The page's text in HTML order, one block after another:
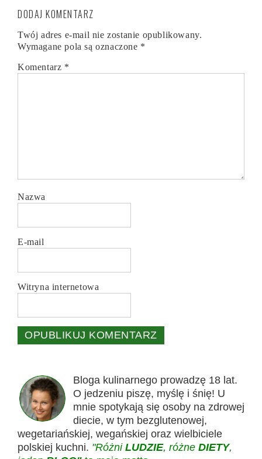
DODAJ KOMENTARZ
Twój adres e-mail nie zostanie opublikowany.
Wymagane pola są oznaczone *
Komentarz *
Nazwa
E-mail
Witryna internetowa
Bloga kulinarnego prowadzę 18 lat.
O jedzeniu piszę, myślę i śnię! U
mnie spotykają się osoby na zdrowej
diecie, w tym bezglutenowej,
wegetariańskiej, wegańskiej oraz wielbiciele
polskiej kuchni. "Różni LUDZIE, różne DIETY,